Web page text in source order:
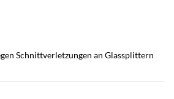
Schnittverletzungen an Glassplittern